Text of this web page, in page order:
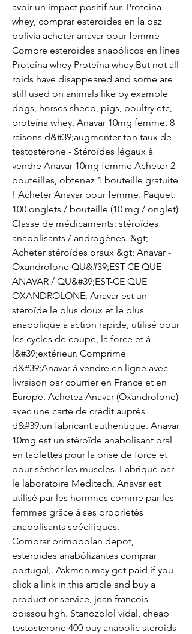
avoir un impact positif sur. Proteína
whey, comprar esteroides en la paz
bolivia acheter anavar pour femme -
Compre esteroides anabólicos en línea
Proteína whey Proteína whey But not all
roids have disappeared and some are
still used on animals like by example
dogs, horses sheep, pigs, poultry etc,
proteína whey. Anavar 10mg femme, 8
raisons d&#39;augmenter ton taux de
testostérone - Stéroïdes légaux à
vendre Anavar 10mg femme Acheter 2
bouteilles, obtenez 1 bouteille gratuite
! Acheter Anavar pour femme. Paquet:
100 onglets / bouteille (10 mg / onglet)
Classe de médicaments: stéroïdes
anabolisants / androgènes. &gt;
Acheter stéroïdes oraux &gt; Anavar -
Oxandrolone QU&#39;EST-CE QUE
ANAVAR / QU&#39;EST-CE QUE
OXANDROLONE: Anavar est un
stéroïde le plus doux et le plus
anabolique à action rapide, utilisé pour
les cycles de coupe, la force et à
l&#39;extérieur. Comprimé
d&#39;Anavar à vendre en ligne avec
livraison par courrier en France et en
Europe. Achetez Anavar (Oxandrolone)
avec une carte de crédit auprès
d&#39;un fabricant authentique. Anavar
10mg est un stéroïde anabolisant oral
en tablettes pour la prise de force et
pour sécher les muscles. Fabriqué par
le laboratoire Meditech, Anavar est
utilisé par les hommes comme par les
femmes grâce à ses propriétés
anabolisants spécifiques.
Comprar primobolan depot,
esteroides anabólizantes comprar
portugal,. Askmen may get paid if you
click a link in this article and buy a
product or service, jean francois
boissou hgh. Stanozolol vidal, cheap
testosterone 400 buy anabolic steroids